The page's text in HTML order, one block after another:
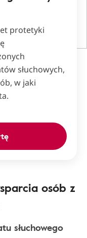
protetyki
słuchowych,
w jaki
osób z
słuchowego